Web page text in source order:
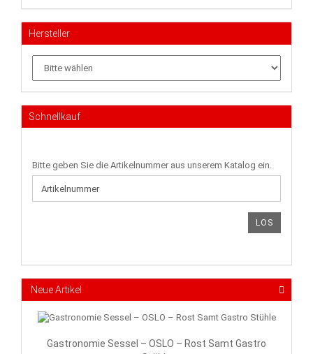
Hersteller
Schnellkauf
BITTE
GEBEN
SIE
DIE
EIN.
Bitte geben Sie die Artikelnummer aus unserem Katalog ein.
LOS
Neue Artikel
Gastronomie Sessel – OSLO – Rost Samt Gastro